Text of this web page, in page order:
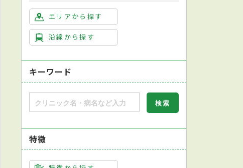
エリアから探す
沿線から探す
キーワード
特徴